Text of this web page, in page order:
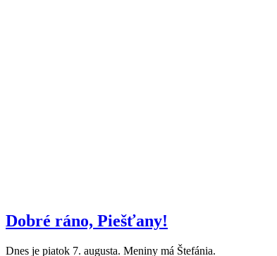
Dobré ráno, Piešťany!
Dnes je piatok 7. augusta. Meniny má Štefánia.